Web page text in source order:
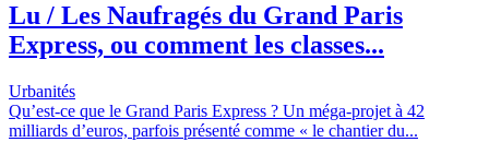
Lu / Les Naufragés du Grand Paris
Express, ou comment les classes...
Urbanités
Qu’est-ce que le Grand Paris Express ? Un méga-projet à 42
milliards d’euros, parfois présenté comme « le chantier du...